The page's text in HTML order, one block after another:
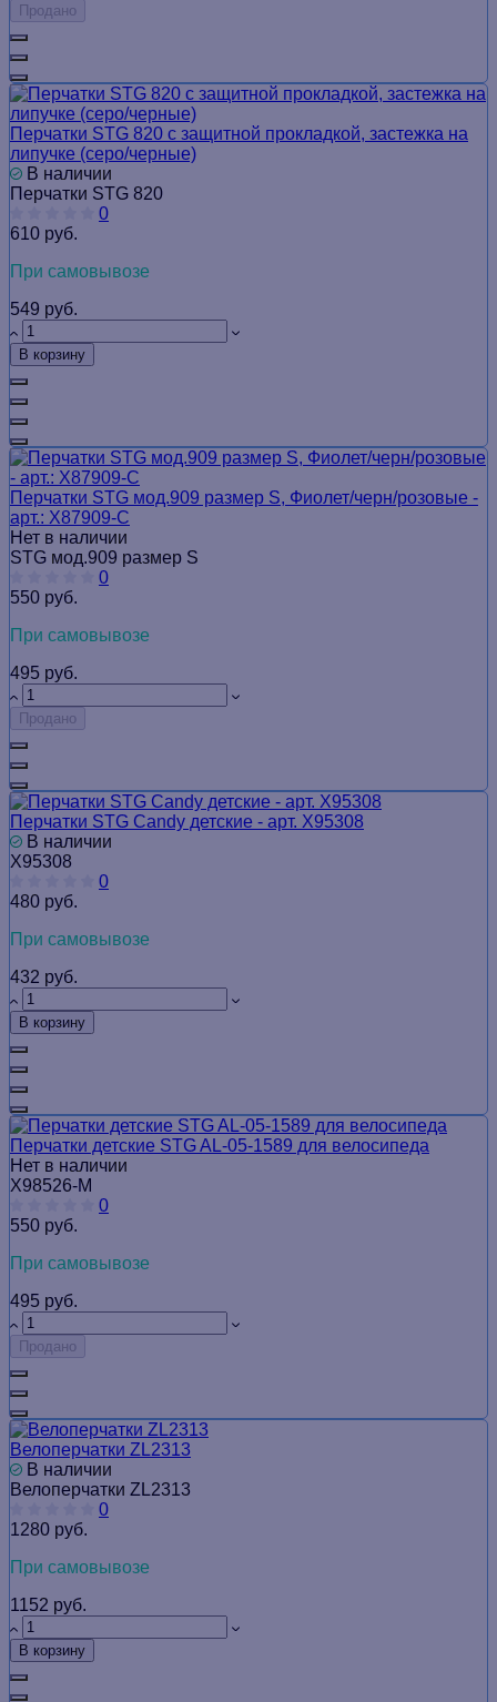
Продано
Перчатки STG 820 с защитной прокладкой, застежка на
липучке (серо/черные)
В наличии
Перчатки STG 820
0
610 руб.
При самовывозе
549 руб.
В корзину
Перчатки STG мод.909 размер S, Фиолет/черн/розовые -
арт.: Х87909-С
Нет в наличии
STG мод.909 размер S
0
550 руб.
При самовывозе
495 руб.
Продано
Перчатки STG Candy детские - арт. Х95308
В наличии
Х95308
0
480 руб.
При самовывозе
432 руб.
В корзину
Перчатки детские STG AL-05-1589 для велосипедa
Нет в наличии
Х98526-М
0
550 руб.
При самовывозе
495 руб.
Продано
Велоперчатки ZL2313
В наличии
Велоперчатки ZL2313
0
1280 руб.
При самовывозе
1152 руб.
В корзину